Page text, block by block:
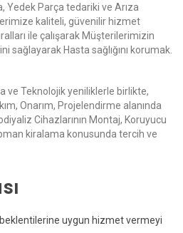
Yedek Parça tedariki ve Arıza
kaliteli, güvenilir hizmet
ile çalışarak Müşterilerimizin
sağlayarak Hasta sağlığını korumak.
ve Teknolojik yeniliklerle birlikte,
Onarım, Projelendirme alanında
Cihazlarının Montaj, Koruyucu
kiralama konusunda tercih ve
uygun hizmet vermeyi